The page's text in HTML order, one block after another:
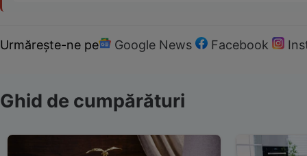
Urmărește-ne pe Google News Facebook
Ghid de cumpărături